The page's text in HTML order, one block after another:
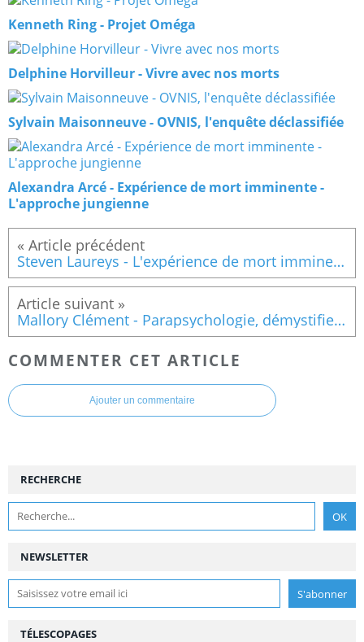
Kenneth Ring - Projet Oméga
Delphine Horvilleur - Vivre avec nos morts
Sylvain Maisonneuve - OVNIS, l'enquête déclassifiée
Alexandra Arcé - Expérience de mort imminente -
L'approche jungienne
Steven Laureys - L'expérience de mort imminente
Mallory Clément - Parapsychologie, démystifier le pseudo-scepticisme
COMMENTER CET ARTICLE
Ajouter un commentaire
NEWSLETTER
RECHERCHE
TÉLESCOPAGES